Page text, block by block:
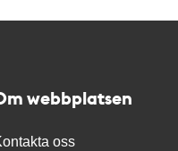
webbplatsen
oss